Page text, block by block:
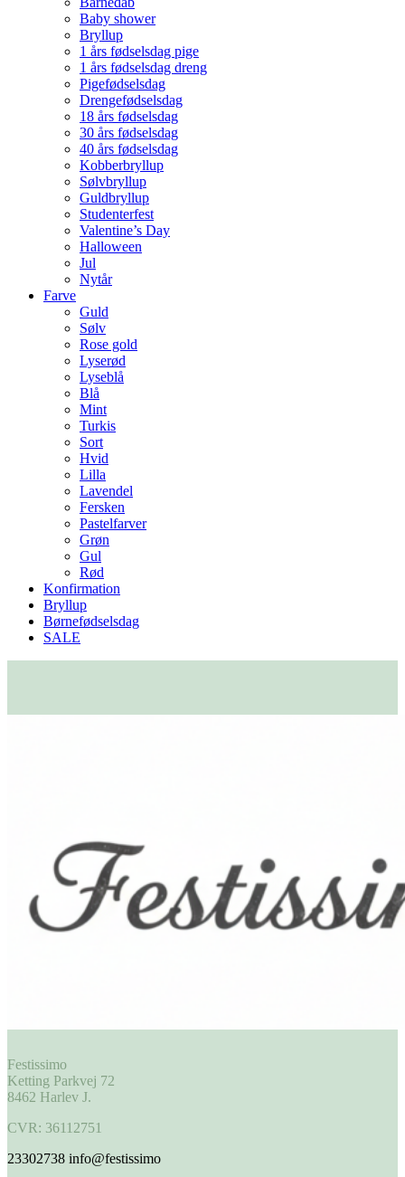
Baby shower
Bryllup
1 års fødselsdag pige
1 års fødselsdag dreng
Pigefødselsdag
Drengefødselsdag
18 års fødselsdag
30 års fødselsdag
40 års fødselsdag
Kobberbryllup
Sølvbryllup
Guldbryllup
Studenterfest
Valentine’s Day
Halloween
Jul
Nytår
Farve
Guld
Sølv
Rose gold
Lyserød
Lyseblå
Blå
Mint
Turkis
Sort
Hvid
Lilla
Lavendel
Fersken
Pastelfarver
Grøn
Gul
Rød
Konfirmation
Bryllup
Børnefødselsdag
SALE
Festissimo
Ketting Parkvej 72
8462 Harlev J.
CVR: 36112751
23302738 info@festissimo